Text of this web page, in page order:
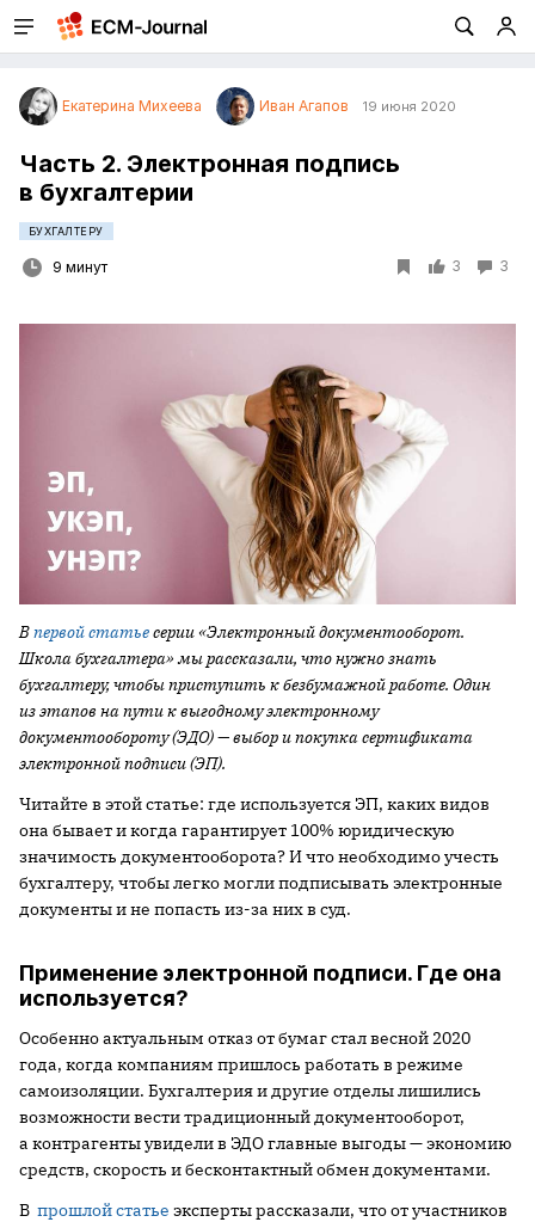
Екатерина Михеева Иван Агапов 19 июня 2020
Часть 2. Электронная подпись
в бухгалтерии
БУХГАЛТЕРУ
9 минут 3 3
Впервой статьесерии «Электронный документооборот.
Школа бухгалтера» мы рассказали, что нужно знать
бухгалтеру, чтобы приступить к безбумажной работе. Один
из этапов на пути к выгодному электронному
документообороту (ЭДО) — выбор и покупка сертификата
электронной подписи (ЭП).
Читайте в этой статье: где используется ЭП, каких видов
она бывает и когда гарантирует 100% юридическую
значимость документооборота? И что необходимо учесть
бухгалтеру, чтобы легко могли подписывать электронные
документы и не попасть из-за них в суд.
Применение электронной подписи. Где она
используется?
Особенно актуальным отказ от бумаг стал весной 2020
года, когда компаниям пришлось работать в режиме
самоизоляции. Бухгалтерия и другие отделы лишились
возможности вести традиционный документооборот,
а контрагенты увидели в ЭДО главные выгоды — экономию
средств, скорость и бесконтактный обмен документами.
В прошлой статье эксперты рассказали, что от участников